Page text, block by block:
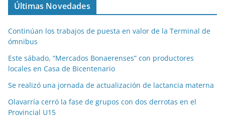
Últimas Novedades
Continúan los trabajos de puesta en valor de la Terminal de
ómnibus
Este sábado, “Mercados Bonaerenses” con productores
locales en Casa de Bicentenario
Se realizó una jornada de actualización de lactancia materna
Olavarría cerró la fase de grupos con dos derrotas en el
Provincial U15